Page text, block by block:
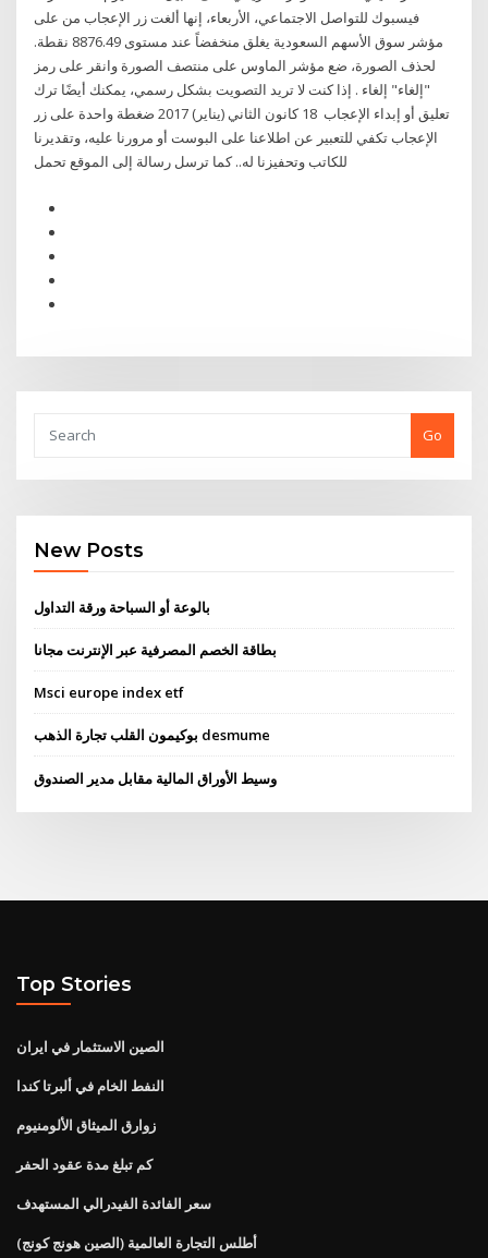
فيسبوك للتواصل الاجتماعي، الأربعاء، إنها ألغت زر الإعجاب من على
مؤشر سوق الأسهم السعودية يغلق منخفضاً عند مستوى 8876.49 نقطة.
لحذف الصورة، ضع مؤشر الماوس على منتصف الصورة وانقر على رمز
"إلغاء" إلغاء . إذا كنت لا تريد التصويت بشكل رسمي، يمكنك أيضًا ترك
تعليق أو إبداء الإعجاب 18 كانون الثاني (يناير) 2017 ضغطة واحدة على زر
الإعجاب تكفي للتعبير عن اطلاعنا على البوست أو مرورنا عليه، وتقديرنا
Go
New Posts
بالوعة أو السباحة ورقة التداول
بطاقة الخصم المصرفية عبر الإنترنت مجانا
Msci europe index etf
بوكيمون القلب تجارة الذهب desmume
وسيط الأوراق المالية مقابل مدير الصندوق
Top Stories
الصين الاستثمار في ايران
النفط الخام في ألبرتا كندا
زوارق الميثاق الألومنيوم
كم تبلغ مدة عقود الحفر
سعر الفائدة الفيدرالي المستهدف
أطلس التجارة العالمية (الصين هونج كونج)